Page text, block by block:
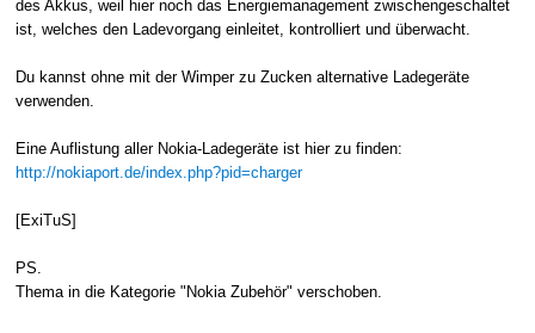
des Akkus, weil hier noch das Energiemanagement zwischengeschaltet
ist, welches den Ladevorgang einleitet, kontrolliert und überwacht.
Du kannst ohne mit der Wimper zu Zucken alternative Ladegeräte
verwenden.
Eine Auflistung aller Nokia-Ladegeräte ist hier zu finden:
http://nokiaport.de/index.php?pid=charger
[ExiTuS]
PS.
Thema in die Kategorie "Nokia Zubehör" verschoben.